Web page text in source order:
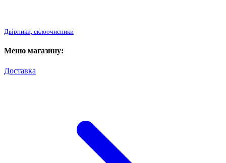
Двірники, склоочисники
Меню магазину:
Доставка